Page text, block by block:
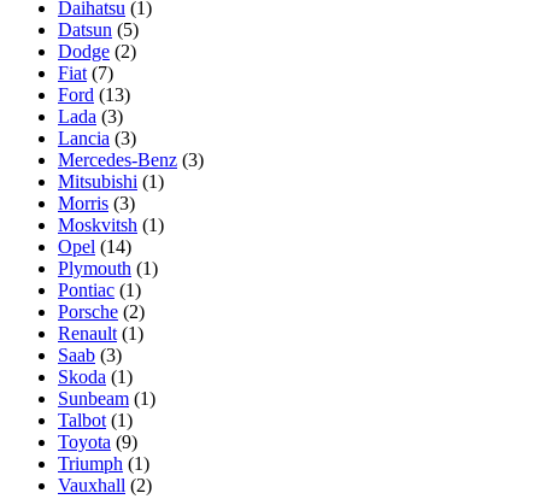
Daihatsu (1)
Datsun (5)
Dodge (2)
Fiat (7)
Ford (13)
Lada (3)
Lancia (3)
Mercedes-Benz (3)
Mitsubishi (1)
Morris (3)
Moskvitsh (1)
Opel (14)
Plymouth (1)
Pontiac (1)
Porsche (2)
Renault (1)
Saab (3)
Skoda (1)
Sunbeam (1)
Talbot (1)
Toyota (9)
Triumph (1)
Vauxhall (2)